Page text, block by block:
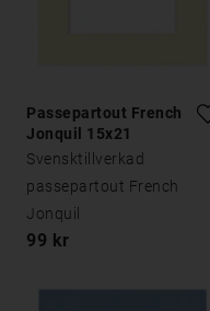
Passepartout French
Jonquil 15x21
Svensktillverkad
passepartout French
Jonquil
99 kr